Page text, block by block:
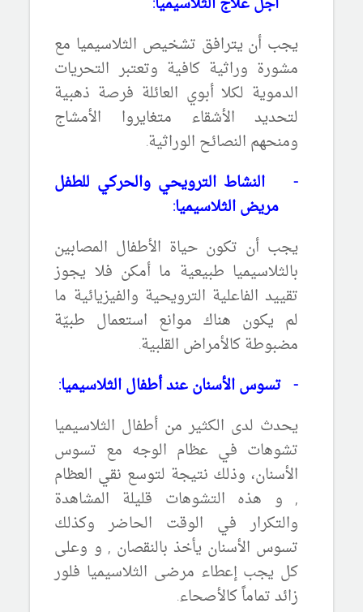
يجب أن يترافق تشخيص الثلاسيميا مع
مشورة وراثية كافية وتعتبر التحريات
الدموية لكلا أبوي العائلة فرصة ذهبية
لتحديد الأشقاء متغايروا الأمشاج
ومنحهم النصائح الوراثية.
-
النشاط الترويحي والحركي للطفل
مريض الثلاسيميا:
يجب أن تكون حياة الأطفال المصابين
بالثلاسيميا طبيعية ما أمكن فلا يجوز
تقييد الفاعلية الترويحية والفيزيائية ما
لم يكون هناك موانع استعمال طبيّة
مضبوطة كالأمراض القلبية.
- تسوس الأسنان عند أطفال الثلاسيميا:
يحدث لدى الكثير من أطفال الثلاسيميا
تشوهات في عظام الوجه مع تسوس
الأسنان، وذلك نتيجة لتوسع نقي العظام
, و هذه التشوهات قليلة المشاهدة
والتكرار في الوقت الحاضر وكذلك
تسوس الأسنان يأخذ بالنقصان , و وعلى
كل يجب إعطاء مرضى الثلاسيميا فلور
زائد تماماً كالأصحاء.